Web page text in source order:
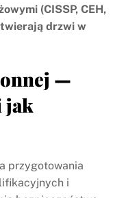
(CISSP, CEH,
drzwi w
—
jak
przygotowania
i